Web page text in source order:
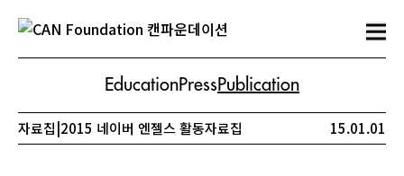
EducationPressPublication
자료집|2015 네이버 엔젤스 활동자료집 15.01.01